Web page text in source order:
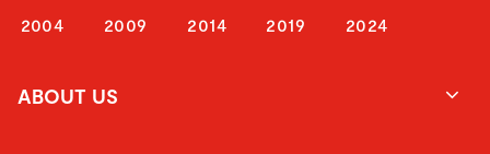
2004
2009
2014
2019
2024
ABOUT US